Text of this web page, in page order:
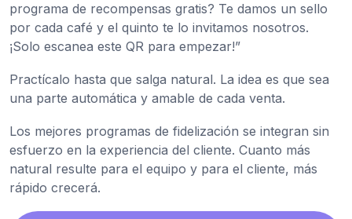
programa de recompensas gratis? Te damos un sello
por cada café y el quinto te lo invitamos nosotros.
¡Solo escanea este QR para empezar!”
Practícalo hasta que salga natural. La idea es que sea
una parte automática y amable de cada venta.
Los mejores programas de fidelización se integran sin
esfuerzo en la experiencia del cliente. Cuanto más
natural resulte para el equipo y para el cliente, más
rápido crecerá.